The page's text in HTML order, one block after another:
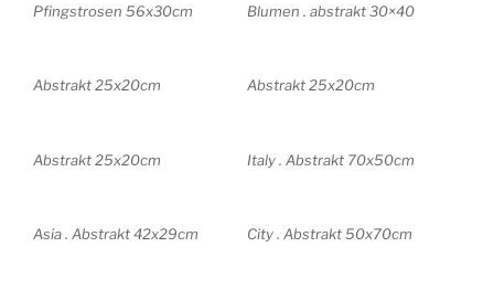
Pfingstrosen 56x30cm Blumen . abstrakt 30×40
Abstrakt 25x20cm Abstrakt 25x20cm
Abstrakt 25x20cm Italy . Abstrakt 70x50cm
Asia . Abstrakt 42x29cm City . Abstrakt 50x70cm